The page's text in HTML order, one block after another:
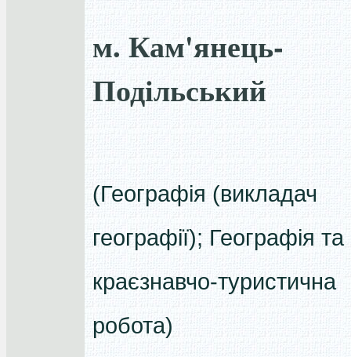
м. Кам'янець-
Подільський
(Географія (викладач
географії); Географія та
краєзнавчо-туристична
робота)